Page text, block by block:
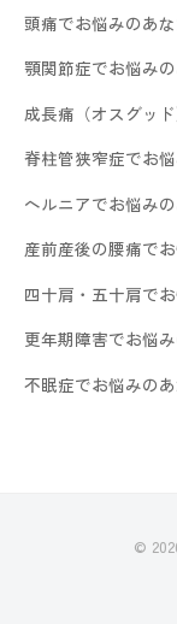
頭痛でお悩みのあ
顎関節症でお悩み
成長痛（オスグッ
脊柱管狭窄症でお
ヘルニアでお悩み
産前産後の腰痛で
四十肩・五十肩で
更年期障害でお悩
不眠症でお悩みの
©